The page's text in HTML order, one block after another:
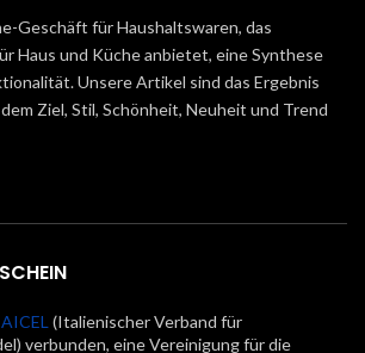
Geschäft für Haushaltswaren, das
Haus und Küche anbietet, eine Synthese
Unsere Artikel sind das Ergebnis
Ziel, Stil, Schönheit, Neuheit und Trend
AICEL (Italienischer Verband für
verbunden, eine Vereinigung für die